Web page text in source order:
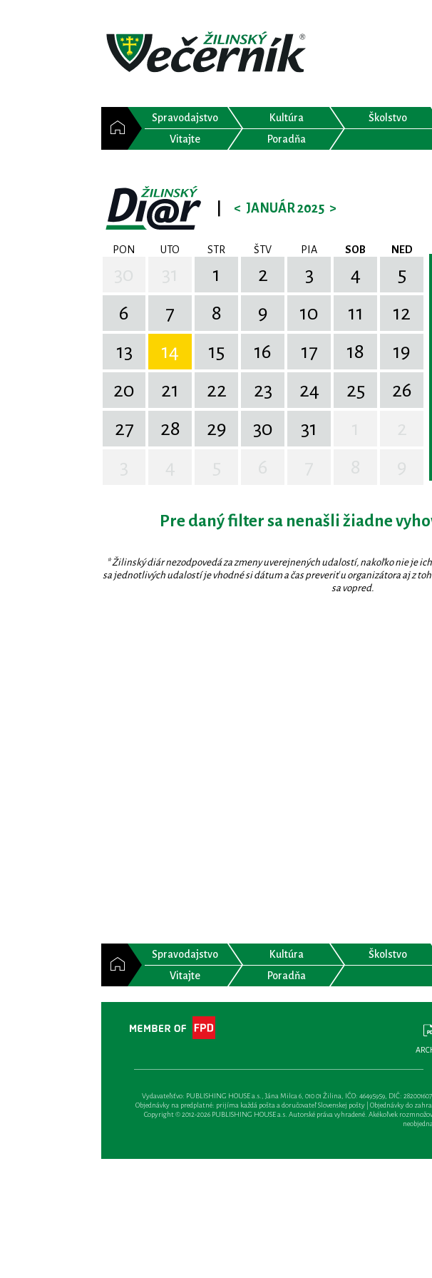
Spravodajstvo Kultúra Školstvo
Vitajte
Poradňa
< JANUÁR 2025 >
PON UTO STR ŠTV PIA SOB NED
1 2 3 4
5
6
7 8 9 10 11
12
13
14 15 16 17 18
19
20
21 22 23 24 25
26
27
28 29 30 31
Pre daný filter sa nenašli žiadne
* Žilinský diár nezodpovedá za zmeny uverejnených udalostí, nakoľko nie je
sa jednotlivých udalostí je vhodné si dátum a čas preveriť u organizátora aj z
sa vopred.
Spravodajstvo Kultúra Školstvo
Vitajte
Poradňa
Vydavateľsťvo: PUBLISHING HOUSE a.s., Jána Milca 6, 010 01 Žilina, IČO: 46495959, DIČ:
Objednávky na predplatné: prijíma každá pošta a doručovateľ Slovenskej pošty | Objednávky do
Copyright © 2012-2026 PUBLISHING HOUSE a.s. Autorské práva vyhradené. Akékoľvek